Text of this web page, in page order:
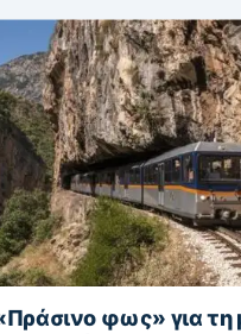
φως» για τη